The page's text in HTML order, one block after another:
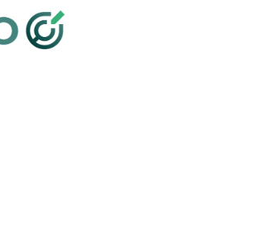
nika